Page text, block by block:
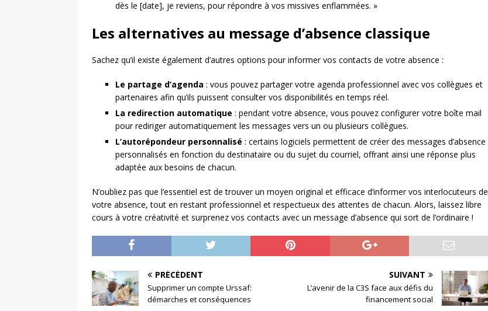
dès le [date], je reviens, pour répondre à vos missives enflammées. »
Les alternatives au message d’absence classique
Sachez qu’il existe également d’autres options pour informer vos contacts de votre absence :
Le partage d’agenda : vous pouvez partager votre agenda professionnel avec vos collègues et
partenaires afin qu’ils puissent consulter vos disponibilités en temps réel.
La redirection automatique : pendant votre absence, vous pouvez configurer votre boîte mail
pour rediriger automatiquement les messages vers un ou plusieurs collègues.
L’autorépondeur personnalisé : certains logiciels permettent de créer des messages d’absence
personnalisés en fonction du destinataire ou du sujet du courriel, offrant ainsi une réponse plus
adaptée aux besoins de chacun.
N’oubliez pas que l’essentiel est de trouver un moyen original et efficace d’informer vos interlocuteurs de
votre absence, tout en restant professionnel et respectueux des attentes de chacun. Alors, laissez libre
cours à votre créativité et surprenez vos contacts avec un message d’absence qui sort de l’ordinaire !
PRÉCÉDENT
Supprimer un compte Urssaf:
démarches et conséquences
SUIVANT
L’avenir de la C3S face aux défis du
financement social